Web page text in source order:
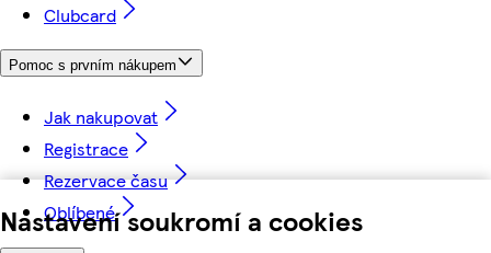
Nastavení soukromí a cookies
Clubcard
Pomoc s prvním nákupem
Jak nakupovat
Registrace
Rezervace času
Oblíbené